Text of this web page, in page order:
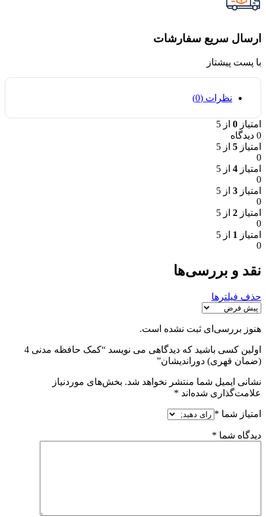
ارسال سریع سفارشات
با پست پیشتاز
نظرات (0)
امتیاز 0 از 5
0 دیدگاه
امتیاز 5 از 5
0
امتیاز 4 از 5
0
امتیاز 3 از 5
0
امتیاز 2 از 5
0
امتیاز 1 از 5
0
نقد و بررسی‌ها
حذف فیلترها
هنوز بررسی‌ای ثبت نشده است.
اولین کسی باشید که دیدگاهی می نویسد “کمک حافظه مدنی 4
(ضمان قهری) دوراندیشان”
نشانی ایمیل شما منتشر نخواهد شد. بخش‌های موردنیاز
علامت‌گذاری شده‌اند *
امتیاز شما *
دیدگاه شما *